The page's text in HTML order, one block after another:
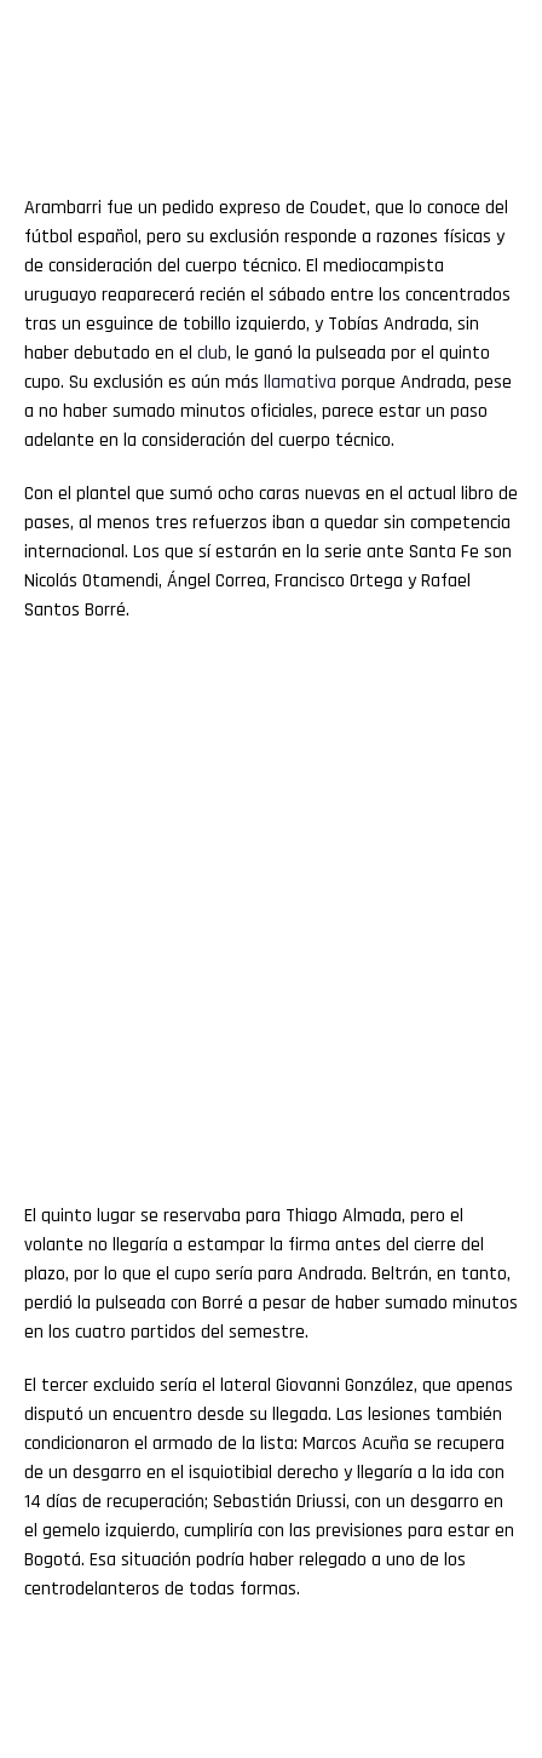
Arambarri fue un pedido expreso de Coudet, que lo conoce del
fútbol español, pero su exclusión responde a razones físicas y
de consideración del cuerpo técnico. El mediocampista
uruguayo reaparecerá recién el sábado entre los concentrados
tras un esguince de tobillo izquierdo, y Tobías Andrada, sin
haber debutado en el club, le ganó la pulseada por el quinto
cupo. Su exclusión es aún más llamativa porque Andrada, pese
a no haber sumado minutos oficiales, parece estar un paso
adelante en la consideración del cuerpo técnico.
Con el plantel que sumó ocho caras nuevas en el actual libro de
pases, al menos tres refuerzos iban a quedar sin competencia
internacional. Los que sí estarán en la serie ante Santa Fe son
Nicolás Otamendi, Ángel Correa, Francisco Ortega y Rafael
Santos Borré.
El quinto lugar se reservaba para Thiago Almada, pero el
volante no llegaría a estampar la firma antes del cierre del
plazo, por lo que el cupo sería para Andrada. Beltrán, en tanto,
perdió la pulseada con Borré a pesar de haber sumado minutos
en los cuatro partidos del semestre.
El tercer excluido sería el lateral Giovanni González, que apenas
disputó un encuentro desde su llegada. Las lesiones también
condicionaron el armado de la lista: Marcos Acuña se recupera
de un desgarro en el isquiotibial derecho y llegaría a la ida con
14 días de recuperación; Sebastián Driussi, con un desgarro en
el gemelo izquierdo, cumpliría con las previsiones para estar en
Bogotá. Esa situación podría haber relegado a uno de los
centrodelanteros de todas formas.